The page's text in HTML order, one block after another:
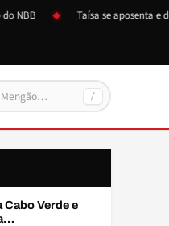
Taísa se aposenta e doa
/
Verde e